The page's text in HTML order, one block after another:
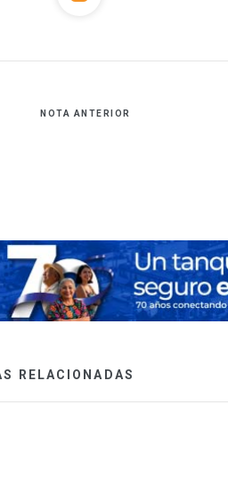
NOTA ANTERIOR
RELACIONADAS